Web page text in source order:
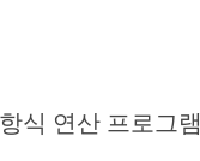
식 연산 프로그램